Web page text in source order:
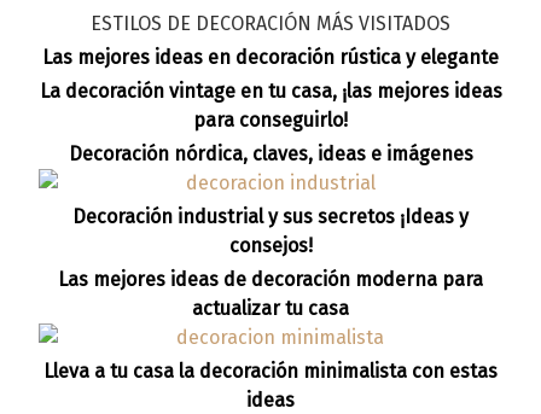
ESTILOS DE DECORACIÓN MÁS VISITADOS
Las mejores ideas en decoración rústica y elegante
La decoración vintage en tu casa, ¡las mejores ideas
para conseguirlo!
Decoración nórdica, claves, ideas e imágenes
Decoración industrial y sus secretos ¡Ideas y
consejos!
Las mejores ideas de decoración moderna para
actualizar tu casa
Lleva a tu casa la decoración minimalista con estas
ideas